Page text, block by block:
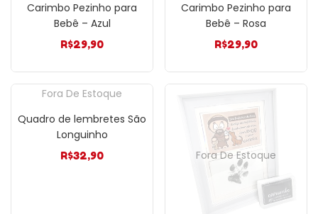
Carimbo Pezinho para
Bebê – Azul
R$29,90
Carimbo Pezinho para
Bebê – Rosa
R$29,90
Fora De Estoque
Quadro de lembretes São
Longuinho
R$32,90 Fora De Estoque